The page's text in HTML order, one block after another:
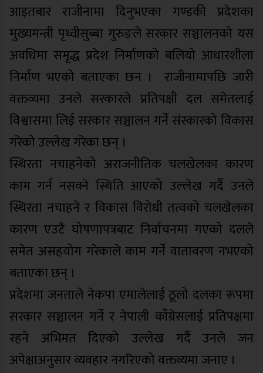
आइतबार राजीनामा दिनुभएका गण्डकी प्रदेशका
मुख्यमन्त्री पृथ्वीसुब्बा गुरुङले सरकार सञ्चालनको यस
अवधिमा समृद्ध प्रदेश निर्माणको बलियो आधारशीला
निर्माण भएको बताएका छन । राजीनामापछि जारी
वक्तव्यमा उनले सरकारले प्रतिपक्षी दल समेतलाई
विश्वासमा लिई सरकार सञ्चालन गर्ने संस्कारको विकास
गरेको उल्लेख गरेका छन् ।
स्थिरता नचाहनेको अराजनीतिक चलखेलका कारण
काम गर्न नसक्ने स्थिति आएको उल्लेख गर्दै उनले
स्थिरता नचाहने र विकास विरोधी तत्वको चलखेलका
कारण एउटै घोषणापत्रबाट निर्वाचनमा गएको दलले
समेत असहयोग गरेकाले काम गर्ने वातावरण नभएको
बताएका छन् ।
प्रदेशमा जनताले नेकपा एमालेलाई ठूलो दलका रूपमा
सरकार सञ्चालन गर्ने र नेपाली काँग्रेसलाई प्रतिपक्षमा
रहने अभिमत दिएको उल्लेख गर्दै उनले जन
अपेक्षाअनुसार व्यवहार नगरिएको वक्तव्यमा जनाए ।